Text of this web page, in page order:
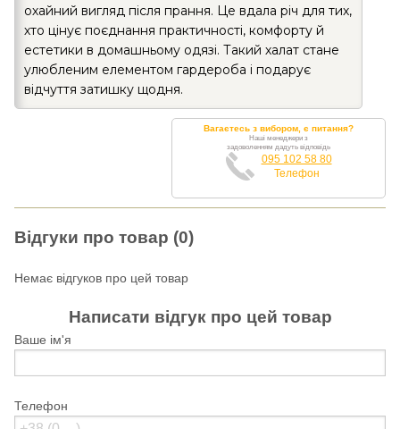
охайний вигляд після прання. Це вдала річ для тих,
хто цінує поєднання практичності, комфорту й
естетики в домашньому одязі. Такий халат стане
улюбленим елементом гардероба і подарує
відчуття затишку щодня.
Вагаєтесь з вибором, є питання?
Наші менеджери з
задоволенням дадуть відповідь
095 102 58 80
Телефон
Відгуки про товар (0)
Немає відгуков про цей товар
Написати відгук про цей товар
Ваше ім'я
Телефон